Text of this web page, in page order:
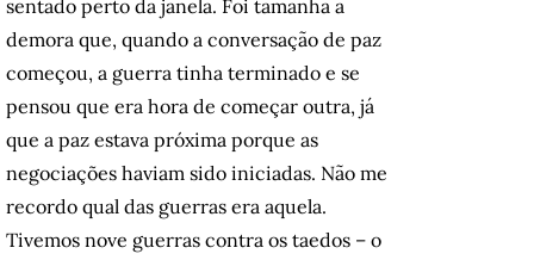
sentado perto da janela. Foi tamanha a
demora que, quando a conversação de paz
começou, a guerra tinha terminado e se
pensou que era hora de começar outra, já
que a paz estava próxima porque as
negociações haviam sido iniciadas. Não me
recordo qual das guerras era aquela.
Tivemos nove guerras contra os taedos – o